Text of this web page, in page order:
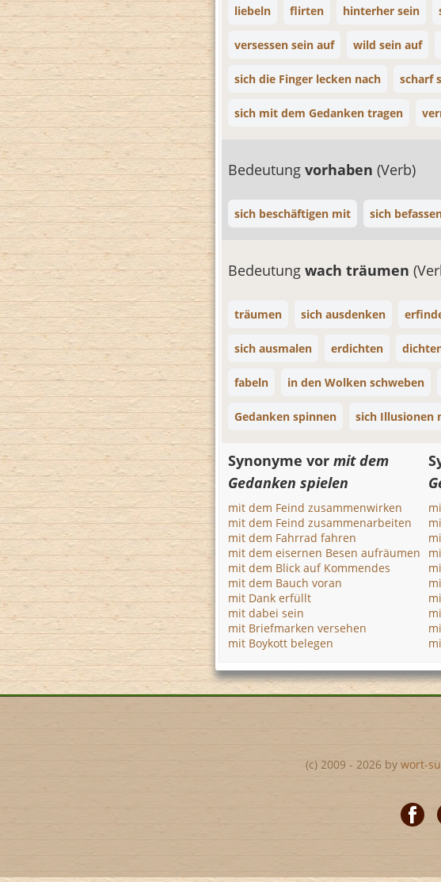
liebeln flirten hinterher sein
versessen sein auf wild sein auf
sich die Finger lecken nach scharf
sich mit dem Gedanken tragen
Bedeutung vorhaben (Verb)
sich beschäftigen mit sich
Bedeutung wach träumen
träumen sich ausdenken
sich ausmalen erdichten
fabeln in den Wolken schweben
Gedanken spinnen sich Illusionen
Synonyme vor mit dem
Gedanken spielen
mit dem Feind zusammenwirken
mit dem Feind zusammenarbeiten
mit dem Fahrrad fahren
mit dem eisernen Besen aufräumen
mit dem Blick auf Kommendes
mit dem Bauch voran
mit Dank erfüllt
mit dabei sein
mit Briefmarken versehen
mit Boykott belegen
(c) 2009 - 2026 by wort-